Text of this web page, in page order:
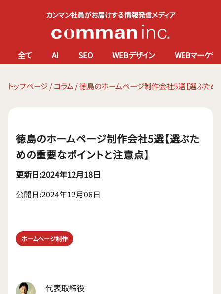
カンマン社員がお届けする情報発信メディア
全て AI SEO WEBデザイン WEBマーケテ
トップページ/コラム /徳島のホームページ制作会社5選【選ぶため
徳島のホームページ制作会社5選【選ぶた
めの重要なポイントと注意点】
更新日:2024年12月18日
公開日:2024年12月06日
ホームページ制作
代表取締役